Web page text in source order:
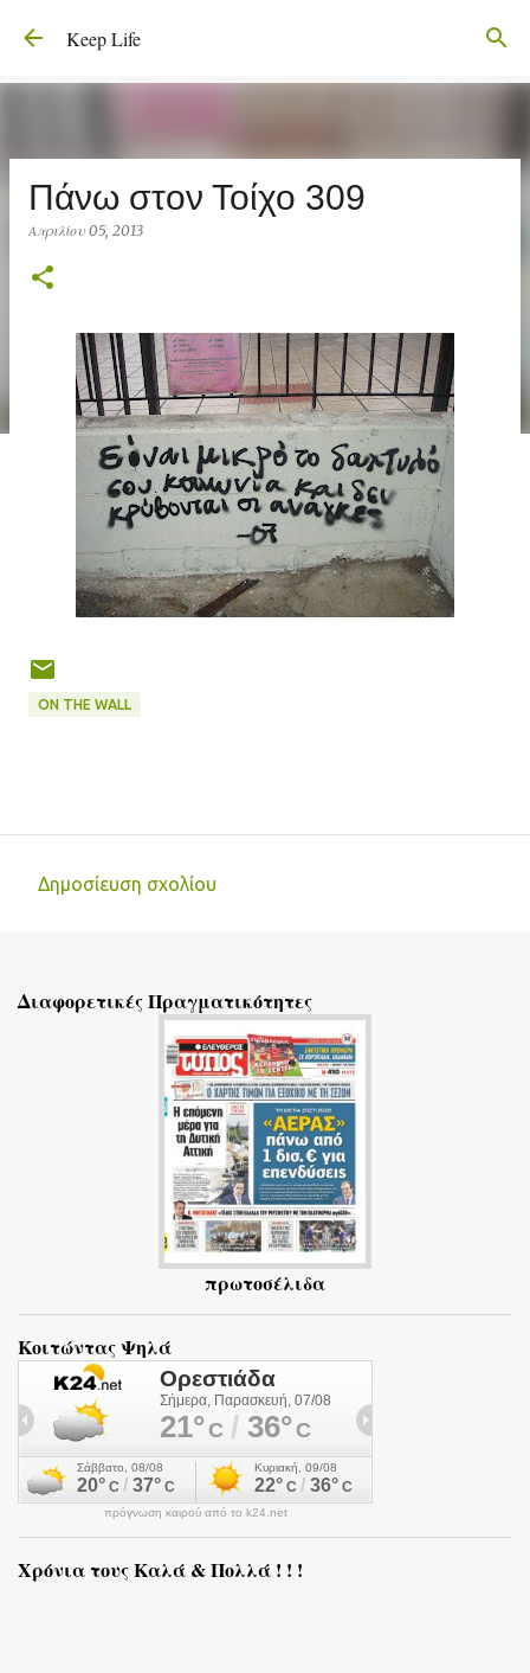
Μετάβαση στο κύριο περιεχόμενο
Keep Life
Πάνω στον Τοίχο 309
Απριλίου 05, 2013
ON THE WALL
λ
Δημοσίευση σχολίου
Διαφορετικές Πραγματικότητες
πρωτοσέλιδα
Κοιτώντας Ψηλά
πρόγνωση καιρού από το k24.net
Χρόνια τους Καλά & Πολλά ! ! !